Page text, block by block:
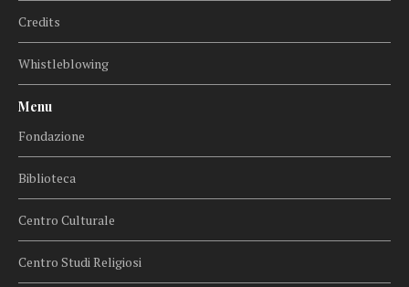
Credits
Whistleblowing
Menu
Fondazione
Biblioteca
Centro Culturale
Centro Studi Religiosi